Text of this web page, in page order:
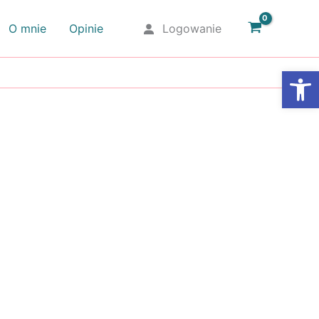
O mnie Opinie Logowanie